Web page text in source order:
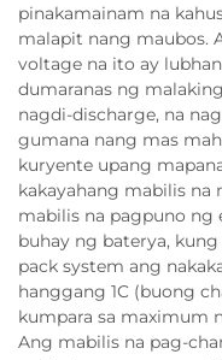
pinakamainam na
malapit nang maubos.
voltage na ito ay
dumaranas ng
nagdi-discharge, na
gumana nang mas
kuryente upang
kakayahang mabilis na
mabilis na pagpuno ng
buhay ng baterya,
pack system ang
hanggang 1C (buong
kumpara sa maximum
Ang mabilis na pag-